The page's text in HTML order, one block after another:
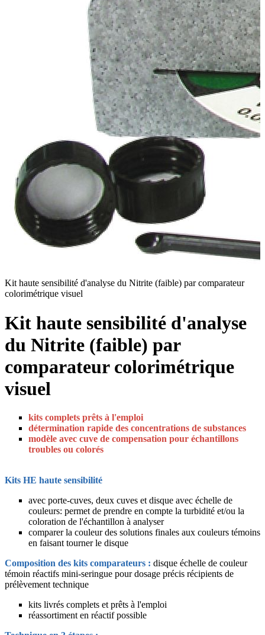
Kit haute sensibilité d'analyse du Nitrite (faible) par comparateur
colorimétrique visuel
Kit haute sensibilité d'analyse
du Nitrite (faible) par
comparateur colorimétrique
visuel
kits complets prêts à l'emploi
détermination rapide des concentrations de substances
modèle avec cuve de compensation pour échantillons
troubles ou colorés
Kits HE haute sensibilité
avec porte-cuves, deux cuves et disque avec échelle de
couleurs: permet de prendre en compte la turbidité et/ou la
coloration de l'échantillon à analyser
comparer la couleur des solutions finales aux couleurs témoins
en faisant tourner le disque
Composition des kits comparateurs : disque échelle de couleur
témoin réactifs mini-seringue pour dosage précis récipients de
prélèvement technique
kits livrés complets et prêts à l'emploi
réassortiment en réactif possible